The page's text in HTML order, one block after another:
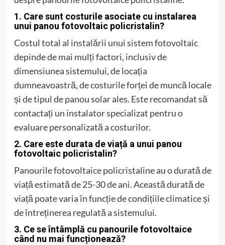
1. Care sunt costurile asociate cu instalarea
unui panou fotovoltaic policristalin?
Costul total al instalării unui sistem fotovoltaic
depinde de mai mulți factori, inclusiv de
dimensiunea sistemului, de locația
dumneavoastră, de costurile forței de muncă locale
și de tipul de panou solar ales. Este recomandat să
contactați un instalator specializat pentru o
evaluare personalizată a costurilor.
2. Care este durata de viață a unui panou
fotovoltaic policristalin?
Panourile fotovoltaice policristaline au o durată de
viață estimată de 25-30 de ani. Această durată de
viață poate varia în funcție de condițiile climatice și
de întreținerea regulată a sistemului.
3. Ce se întâmplă cu panourile fotovoltaice
când nu mai funcționează?